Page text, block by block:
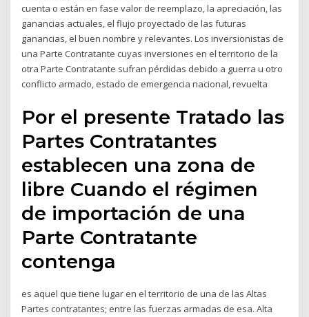
cuenta o están en fase valor de reemplazo, la apreciación, las
ganancias actuales, el flujo proyectado de las futuras
ganancias, el buen nombre y relevantes. Los inversionistas de
una Parte Contratante cuyas inversiones en el territorio de la
otra Parte Contratante sufran pérdidas debido a guerra u otro
conflicto armado, estado de emergencia nacional, revuelta
Por el presente Tratado las
Partes Contratantes
establecen una zona de
libre Cuando el régimen
de importación de una
Parte Contratante
contenga
es aquel que tiene lugar en el territorio de una de las Altas
Partes contratantes; entre las fuerzas armadas de esa. Alta